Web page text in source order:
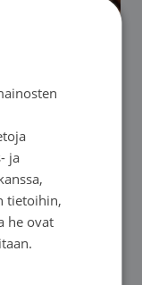
ja
tietoihin,
he ovat